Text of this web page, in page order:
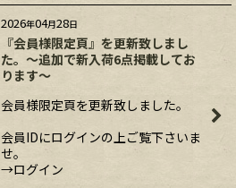
2026年04月28日
『会員様限定頁』を更新致しまし
た。～追加で新入荷6点掲載してお
ります～
会員様限定頁を更新致しました。
会員IDにログインの上ご覧下さいま
せ。
→ログイン